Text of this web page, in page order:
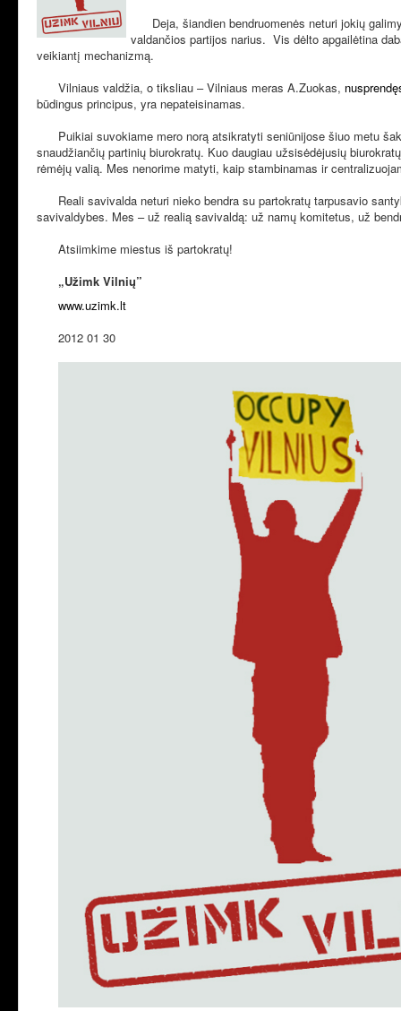
Deja, šiandien bendruomenės neturi jokių
valdančios partijos narius. Vis dėlto apgailėtina
veikiantį mechanizmą.
Vilniaus valdžia, o tiksliau – Vilniaus meras A.Zuokas,
būdingus principus, yra nepateisinamas.
Puikiai suvokiame mero norą atsikratyti seniūnijose šiuo metu
snaudžiančių partinių biurokratų. Kuo daugiau užsisėdėjusių
rėmėjų valią. Mes nenorime matyti, kaip stambinamas ir
Reali savivalda neturi nieko bendra su partokratų tarpusavio
savivaldybes. Mes – už realią savivaldą: už namų komitetus, už
Atsiimkime miestus iš partokratų!
„Užimk Vilnių”
www.uzimk.lt
2012 01 30